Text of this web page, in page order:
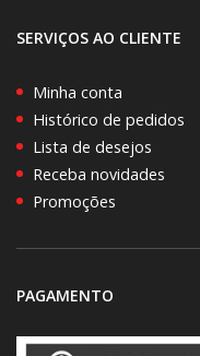
SERVIÇOS AO CLIENTE
Minha conta
Histórico de pedidos
Lista de desejos
Receba novidades
Promoções
PAGAMENTO